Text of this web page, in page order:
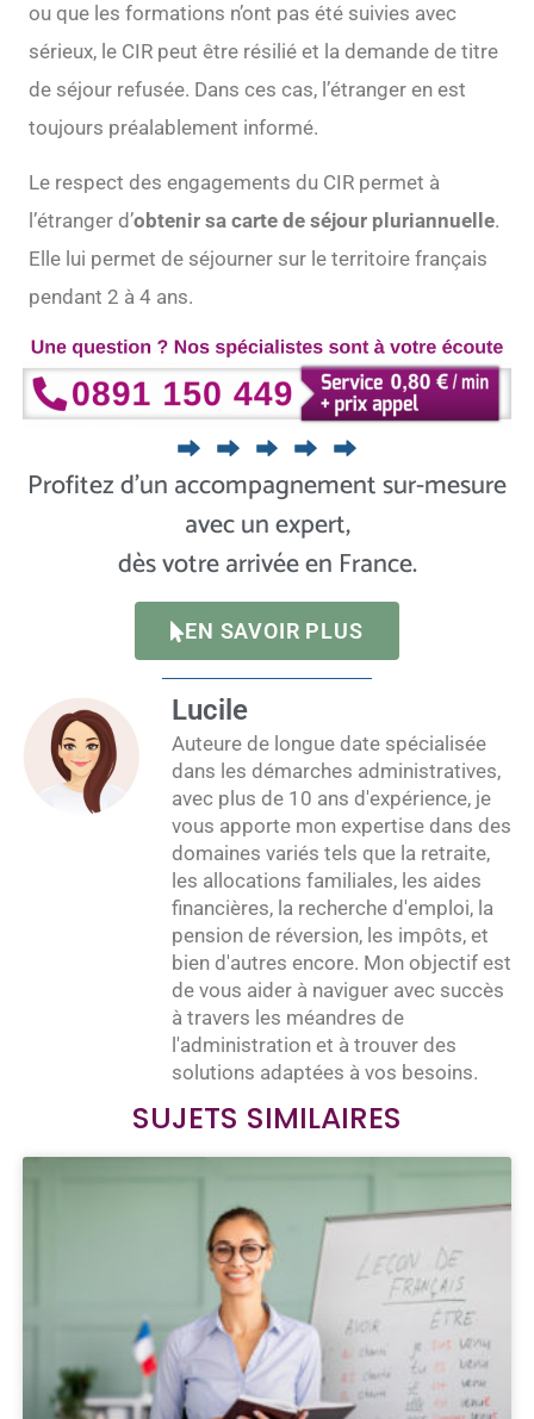
ou que les formations n’ont pas été suivies avec
sérieux, le CIR peut être résilié et la demande de titre
de séjour refusée. Dans ces cas, l’étranger en est
toujours préalablement informé.
Le respect des engagements du CIR permet à
l’étranger d’obtenir sa carte de séjour pluriannuelle.
Elle lui permet de séjourner sur le territoire français
pendant 2 à 4 ans.
Profitez d’un accompagnement sur-mesure
avec un expert,
dès votre arrivée en France.
EN SAVOIR PLUS
Lucile
Auteure de longue date spécialisée
dans les démarches administratives,
avec plus de 10 ans d'expérience, je
vous apporte mon expertise dans des
domaines variés tels que la retraite,
les allocations familiales, les aides
financières, la recherche d'emploi, la
pension de réversion, les impôts, et
bien d'autres encore. Mon objectif est
de vous aider à naviguer avec succès
à travers les méandres de
l'administration et à trouver des
solutions adaptées à vos besoins.
SUJETS SIMILAIRES